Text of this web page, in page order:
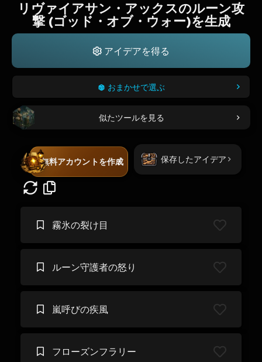
リヴァイアサン・アックスのルーン攻
撃 (ゴッド・オブ・ウォー)を生成
アイデアを得る
おまかせで選ぶ
似たツールを見る
無料アカウントを作成 保存したアイデア
霧氷の裂け目
ルーン守護者の怒り
嵐呼びの疾風
フローズンフラリー